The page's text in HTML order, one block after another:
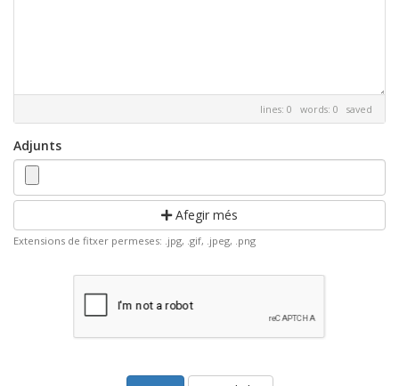
lines: 0 words: 0 saved
Adjunts
Afegir més
Extensions de fitxer permeses: .jpg, .gif, .jpeg, .png